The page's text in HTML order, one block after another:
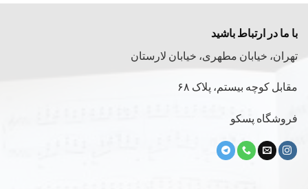
با ما در ارتباط باشید
تهران، خیابان مطهری، خیابان لارستان
مقابل کوچه بیستم، پلاک ۶۸
فروشگاه پسکو